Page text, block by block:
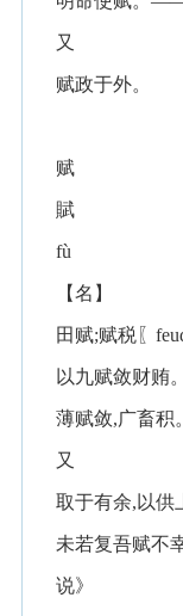
又
赋政于外。
赋
賦
fù
【名】
田赋;赋税〖
以九赋敛财贿
薄赋敛,广畜积
又
取于有余,以供
未若复吾赋不
说》